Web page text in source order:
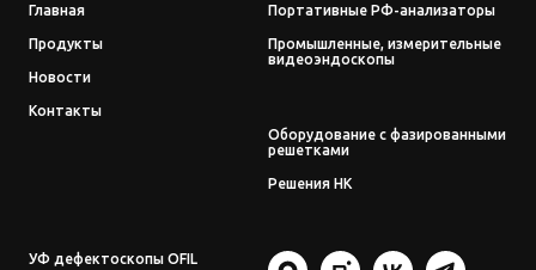
Главная
Продукты
Новости
Контакты
Портативные РФ-анализаторы
Промышленные, измерительные
видеоэндоскопы
Оборудование с фазированными
решетками
Решения НК
УФ дефектоскопы OFIL